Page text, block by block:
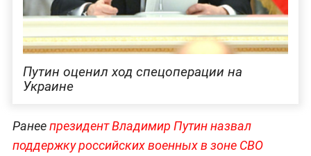
Путин оценил ход спецоперации на
Украине
Ранеепрезидент Владимир Путин назвал
поддержку российских военных в зоне СВО